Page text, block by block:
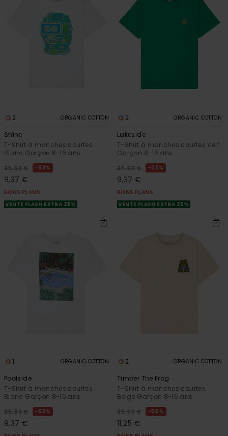
2 ORGANIC COTTON
Shine
T-Shirt à manches courtes
Blanc Garçon 8-16 ans
25,00 € 63%
9,37 €
BONS PLANS
VENTE FLASH EXTRA 25%
2 ORGANIC COTTON
Lakeside
T-Shirt à manches courtes Vert
Garçon 8-16 ans
25,00 € 63%
9,37 €
BONS PLANS
VENTE FLASH EXTRA 25%
1 ORGANIC COTTON
Poolside
T-Shirt à manches courtes
Blanc Garçon 8-16 ans
25,00 € 63%
9,37 €
2 ORGANIC COTTON
Timber The Frog
T-Shirt à manches courtes
Beige Garçon 8-16 ans
25,00 € 55%
11,25 €